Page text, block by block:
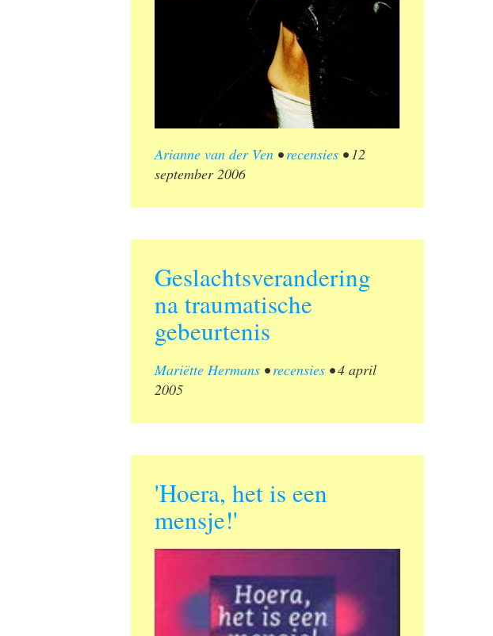
Arianne van der Ven •recensies •12
september 2006
Geslachtsverandering
na traumatische
gebeurtenis
Mariëtte Hermans •recensies •4 april
2005
'Hoera, het is een
mensje!'